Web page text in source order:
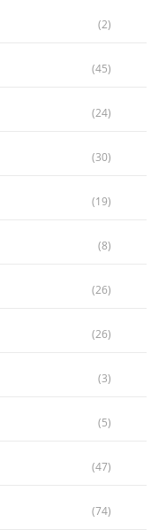
(2)
(45)
(24)
(30)
(19)
(8)
(26)
(26)
(3)
(5)
(47)
(74)